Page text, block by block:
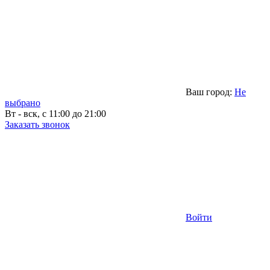
Ваш город: Не
выбрано
Вт - вск, с 11:00 до 21:00
Заказать звонок
Войти